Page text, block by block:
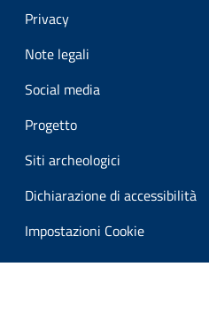
Privacy
Note legali
Social media
Progetto
Siti archeologici
Dichiarazione di accessibilità
Impostazioni Cookie